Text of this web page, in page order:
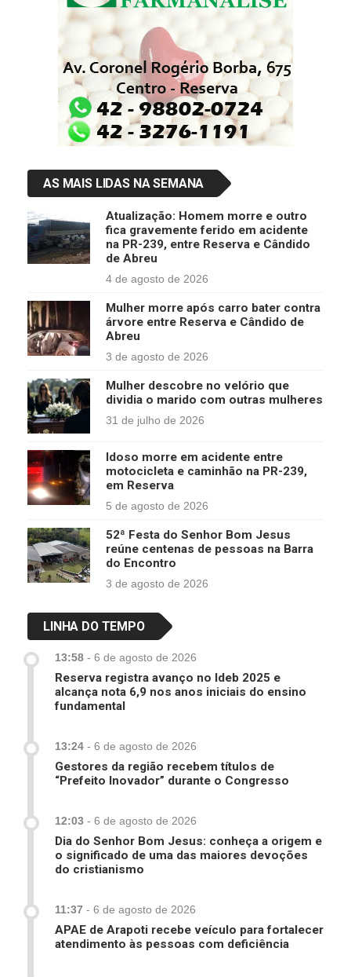
AS MAIS LIDAS NA SEMANA
Atualização: Homem morre e outro
fica gravemente ferido em acidente
na PR-239, entre Reserva e Cândido
de Abreu
4 de agosto de 2026
Mulher morre após carro bater contra
árvore entre Reserva e Cândido de
Abreu
3 de agosto de 2026
Mulher descobre no velório que
dividia o marido com outras mulheres
31 de julho de 2026
Idoso morre em acidente entre
motocicleta e caminhão na PR-239,
em Reserva
5 de agosto de 2026
52ª Festa do Senhor Bom Jesus
reúne centenas de pessoas na Barra
do Encontro
3 de agosto de 2026
LINHA DO TEMPO
13:58 - 6 de agosto de 2026
Reserva registra avanço no Ideb 2025 e
alcança nota 6,9 nos anos iniciais do ensino
fundamental
13:24 - 6 de agosto de 2026
Gestores da região recebem títulos de
“Prefeito Inovador” durante o Congresso
12:03 - 6 de agosto de 2026
Dia do Senhor Bom Jesus: conheça a origem e
o significado de uma das maiores devoções
do cristianismo
11:37 - 6 de agosto de 2026
APAE de Arapoti recebe veículo para fortalecer
atendimento às pessoas com deficiência